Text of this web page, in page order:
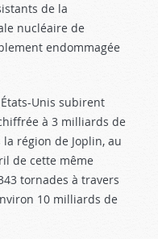
de la
nucléaire de
endommagée
Unis subirent
à 3 milliards de
région de Joplin, au
de cette même
tornades à travers
10 milliards de